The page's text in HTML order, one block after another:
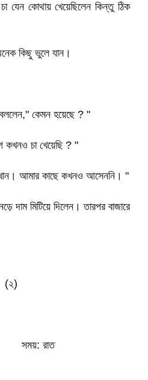
যেন কোথায় খেয়েছিলেন কিন্তু ঠিক
কিছু ভুলে যান।
বললেন," কেমন হয়েছে ? "
কখনও চা খেয়েছি ? "
আমার কাছে কখনও আসেননি। "
দাম মিটিয়ে দিলেন। তারপর বাজারে
সময়: রাত